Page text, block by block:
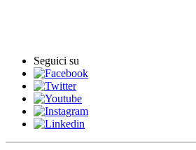
Seguici su